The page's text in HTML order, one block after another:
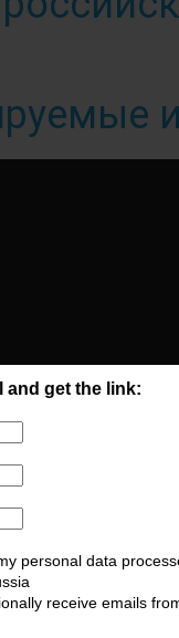
and get the link:
personal data
receive emails